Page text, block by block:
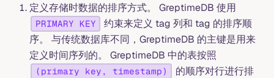
定义存储时数据的排序方式。 GreptimeDB 使用
PRIMARY KEY
约束来定义 tag 列和 tag 的排序顺
序。 与传统数据库不同，GreptimeDB 的主键是用来
定义时间序列的。 GreptimeDB 中的表按照
(primary key, timestamp)
的顺序对行进行排